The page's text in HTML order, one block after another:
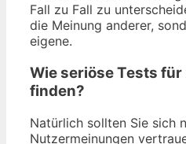
Fall zu Fall zu
die Meinung anderer,
eigene.
Wie seriöse Tests
finden?
Natürlich sollten Sie sich
Nutzermeinungen